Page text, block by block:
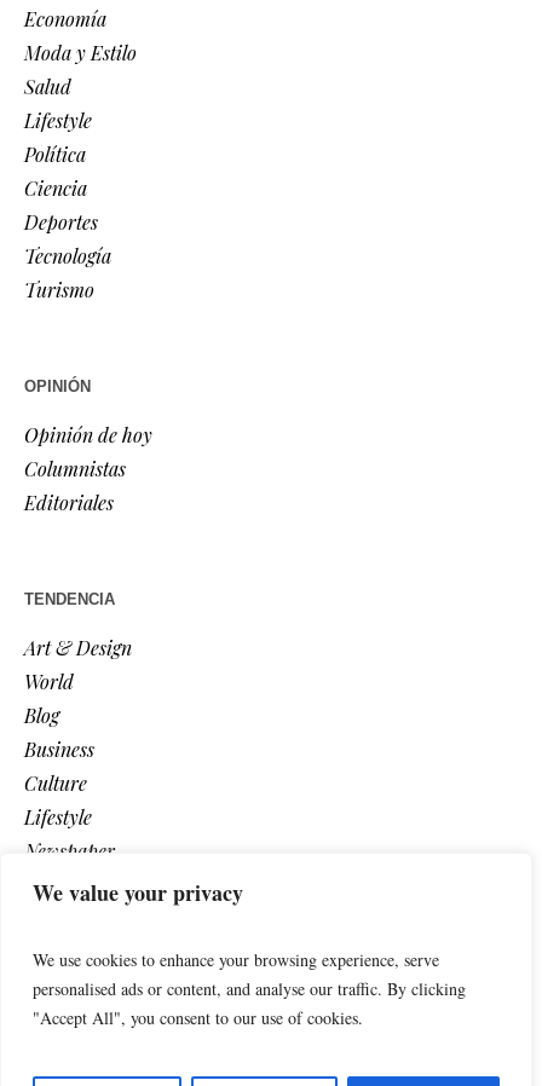
We value your privacy
We use cookies to enhance your browsing experience, serve
personalised ads or content, and analyse our traffic. By clicking
"Accept All", you consent to our use of cookies.
Economía
Moda y Estilo
Salud
Lifestyle
Política
Ciencia
Deportes
Tecnología
Turismo
OPINIÓN
Opinión de hoy
Columnistas
Editoriales
TENDENCIA
Art & Design
World
Blog
Business
Culture
Lifestyle
Newspaper
Photos